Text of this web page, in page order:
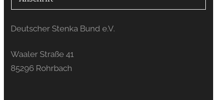
Deutscher Stenka Bund e.V.
Waaler Straße 41
85296 Rohrbach